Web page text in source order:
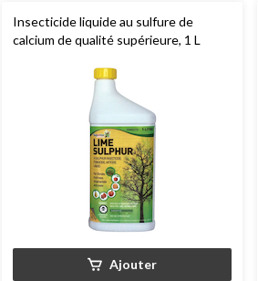
Insecticide liquide au sulfure de
calcium de qualité supérieure, 1 L
Ajouter